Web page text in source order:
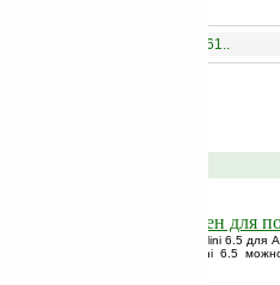
61..
«Symbian»
Opera Mini 6.5 доступен
выхода в прошлом месяце Opera Mini 6.5 для
мобильных платформ. Opera Mini 6.5